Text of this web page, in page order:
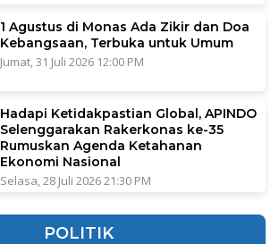
1 Agustus di Monas Ada Zikir dan Doa
Kebangsaan, Terbuka untuk Umum
Jumat, 31 Juli 2026 12:00 PM
Hadapi Ketidakpastian Global, APINDO
Selenggarakan Rakerkonas ke-35
Rumuskan Agenda Ketahanan
Ekonomi Nasional
Selasa, 28 Juli 2026 21:30 PM
POLITIK